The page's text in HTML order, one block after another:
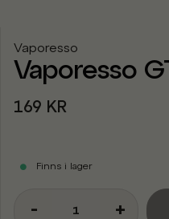
Vaporesso
Vaporesso
169 KR
Finns i lager
- +